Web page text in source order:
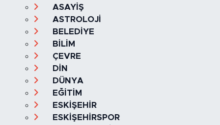
ASAYİŞ
ASTROLOJİ
BELEDİYE
BİLİM
ÇEVRE
DİN
DÜNYA
EĞİTİM
ESKİŞEHİR
ESKİŞEHİRSPOR